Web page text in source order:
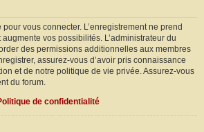
vous connecter. L’enregistrement ne prend
vos possibilités. L’administrateur du
des permissions additionnelles aux membres
assurez-vous d’avoir pris connaissance
et de notre politique de vie privée. Assurez-vous
du forum.
de confidentialité